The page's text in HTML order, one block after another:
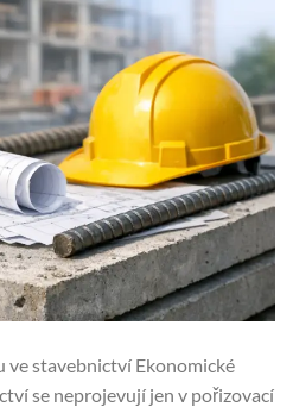
ve stavebnictví Ekonomické
se neprojevují jen v pořizovací